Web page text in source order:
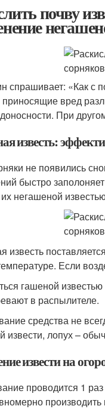
почву
спрашивает: «Как с
приносящие вред
При
известь:
не появились
быстро
негашеной
известь
Если
гашеной
в распылителе.
средства не
извести, лопух –
извести на
проводится 1